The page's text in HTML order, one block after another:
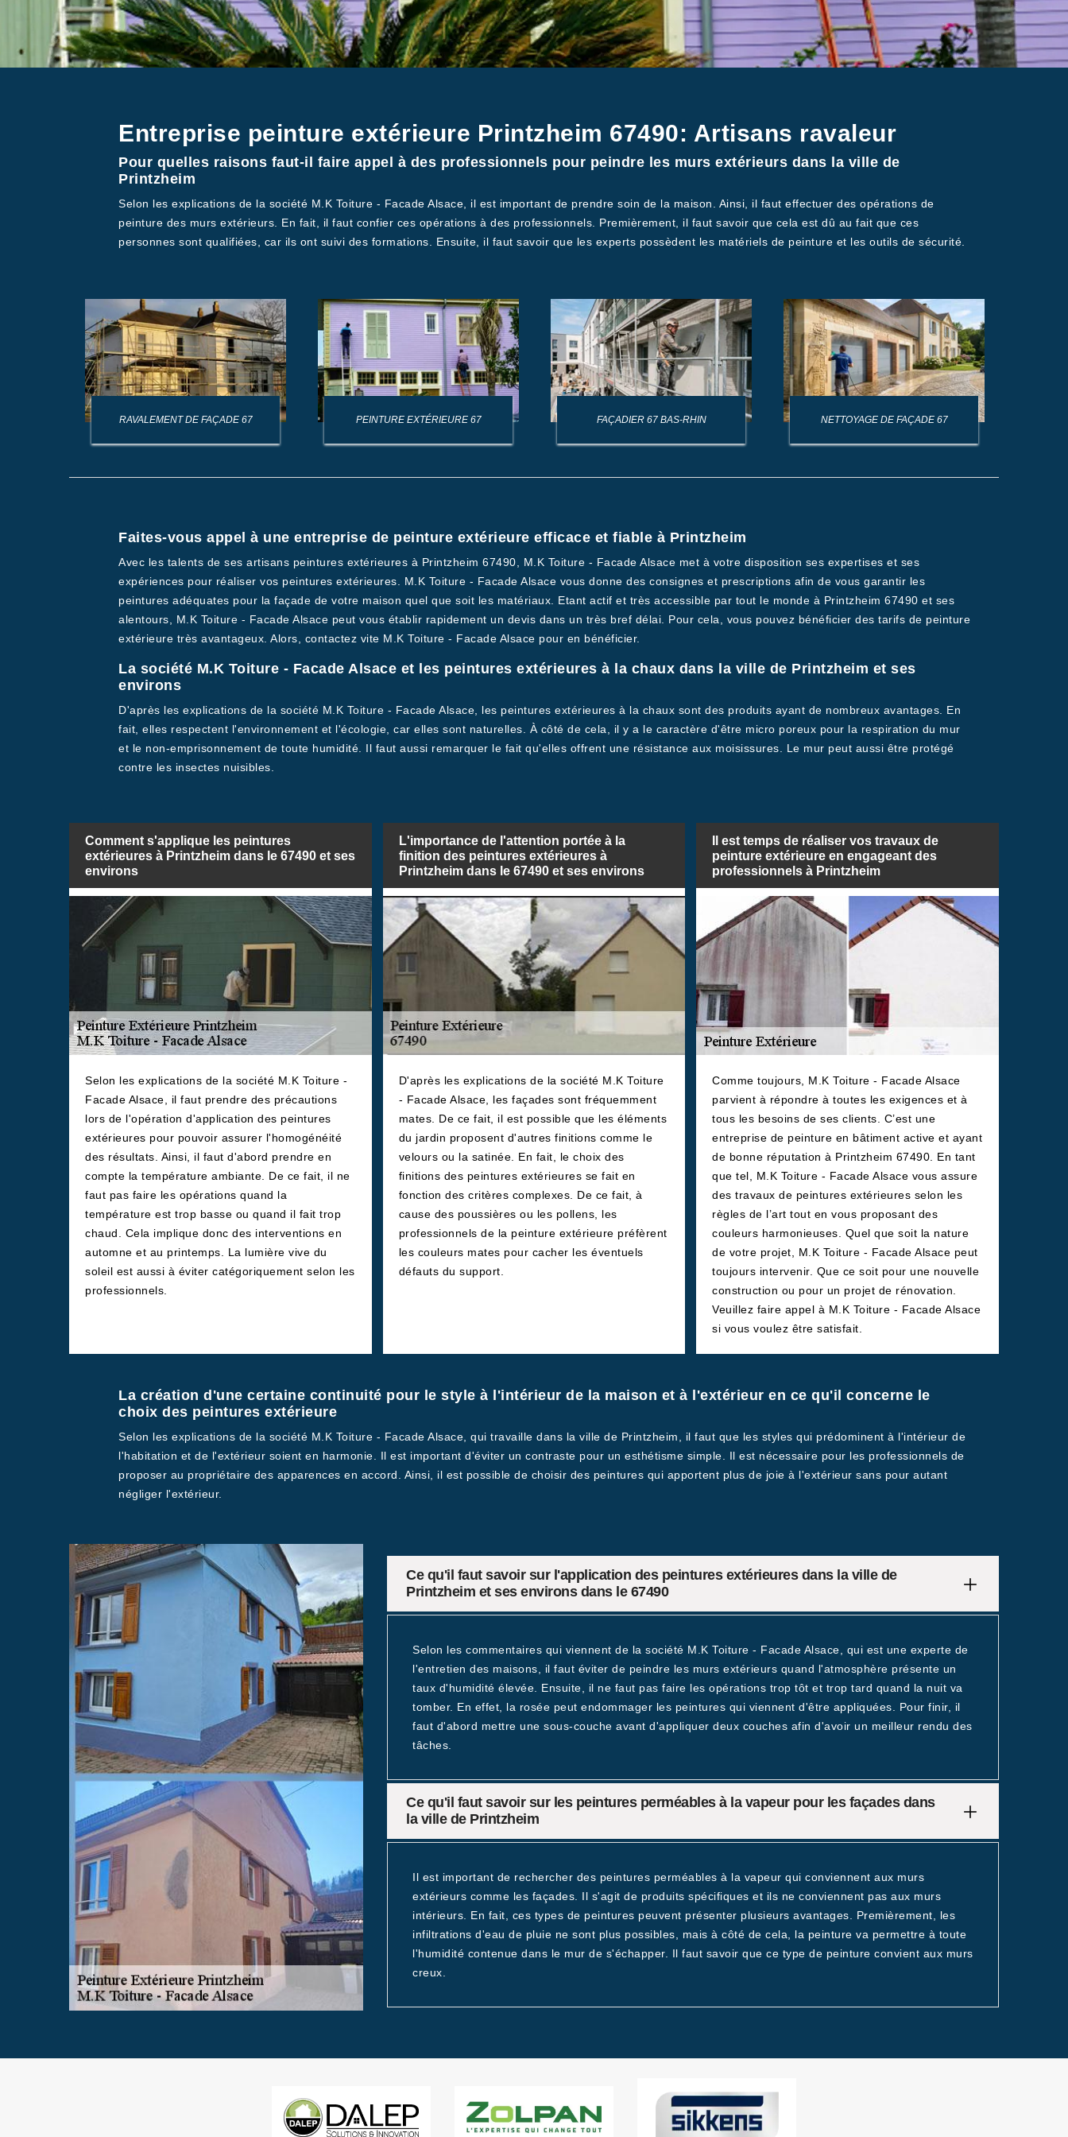
Entreprise peinture extérieure Printzheim 67490: Artisans ravaleur
Pour quelles raisons faut-il faire appel à des professionnels pour peindre les murs extérieurs dans la ville de
Printzheim
Selon les explications de la société M.K Toiture - Facade Alsace, il est important de prendre soin de la maison. Ainsi, il faut effectuer des opérations de
peinture des murs extérieurs. En fait, il faut confier ces opérations à des professionnels. Premièrement, il faut savoir que cela est dû au fait que ces
personnes sont qualifiées, car ils ont suivi des formations. Ensuite, il faut savoir que les experts possèdent les matériels de peinture et les outils de sécurité.
RAVALEMENT DE FAÇADE 67 PEINTURE EXTÉRIEURE 67 FAÇADIER 67 BAS-RHIN NETTOYAGE DE FAÇADE 67
Faites-vous appel à une entreprise de peinture extérieure efficace et fiable à Printzheim
Avec les talents de ses artisans peintures extérieures à Printzheim 67490, M.K Toiture - Facade Alsace met à votre disposition ses expertises et ses
expériences pour réaliser vos peintures extérieures. M.K Toiture - Facade Alsace vous donne des consignes et prescriptions afin de vous garantir les
peintures adéquates pour la façade de votre maison quel que soit les matériaux. Etant actif et très accessible par tout le monde à Printzheim 67490 et ses
alentours, M.K Toiture - Facade Alsace peut vous établir rapidement un devis dans un très bref délai. Pour cela, vous pouvez bénéficier des tarifs de peinture
extérieure très avantageux. Alors, contactez vite M.K Toiture - Facade Alsace pour en bénéficier.
La société M.K Toiture - Facade Alsace et les peintures extérieures à la chaux dans la ville de Printzheim et ses
environs
D'après les explications de la société M.K Toiture - Facade Alsace, les peintures extérieures à la chaux sont des produits ayant de nombreux avantages. En
fait, elles respectent l'environnement et l'écologie, car elles sont naturelles. À côté de cela, il y a le caractère d'être micro poreux pour la respiration du mur
et le non-emprisonnement de toute humidité. Il faut aussi remarquer le fait qu'elles offrent une résistance aux moisissures. Le mur peut aussi être protégé
contre les insectes nuisibles.
Comment s'applique les peintures
extérieures à Printzheim dans le 67490 et ses
environs
Selon les explications de la société M.K Toiture -
Facade Alsace, il faut prendre des précautions
lors de l'opération d'application des peintures
extérieures pour pouvoir assurer l'homogénéité
des résultats. Ainsi, il faut d'abord prendre en
compte la température ambiante. De ce fait, il ne
faut pas faire les opérations quand la
température est trop basse ou quand il fait trop
chaud. Cela implique donc des interventions en
automne et au printemps. La lumière vive du
soleil est aussi à éviter catégoriquement selon les
professionnels.
L'importance de l'attention portée à la
finition des peintures extérieures à
Printzheim dans le 67490 et ses environs
D'après les explications de la société M.K Toiture
- Facade Alsace, les façades sont fréquemment
mates. De ce fait, il est possible que les éléments
du jardin proposent d'autres finitions comme le
velours ou la satinée. En fait, le choix des
finitions des peintures extérieures se fait en
fonction des critères complexes. De ce fait, à
cause des poussières ou les pollens, les
professionnels de la peinture extérieure préfèrent
les couleurs mates pour cacher les éventuels
défauts du support.
Il est temps de réaliser vos travaux de
peinture extérieure en engageant des
professionnels à Printzheim
Comme toujours, M.K Toiture - Facade Alsace
parvient à répondre à toutes les exigences et à
tous les besoins de ses clients. C’est une
entreprise de peinture en bâtiment active et ayant
de bonne réputation à Printzheim 67490. En tant
que tel, M.K Toiture - Facade Alsace vous assure
des travaux de peintures extérieures selon les
règles de l’art tout en vous proposant des
couleurs harmonieuses. Quel que soit la nature
de votre projet, M.K Toiture - Facade Alsace peut
toujours intervenir. Que ce soit pour une nouvelle
construction ou pour un projet de rénovation.
Veuillez faire appel à M.K Toiture - Facade Alsace
si vous voulez être satisfait.
La création d'une certaine continuité pour le style à l'intérieur de la maison et à l'extérieur en ce qu'il concerne le
choix des peintures extérieure
Selon les explications de la société M.K Toiture - Facade Alsace, qui travaille dans la ville de Printzheim, il faut que les styles qui prédominent à l'intérieur de
l'habitation et de l'extérieur soient en harmonie. Il est important d'éviter un contraste pour un esthétisme simple. Il est nécessaire pour les professionnels de
proposer au propriétaire des apparences en accord. Ainsi, il est possible de choisir des peintures qui apportent plus de joie à l'extérieur sans pour autant
négliger l'extérieur.
Ce qu'il faut savoir sur l'application des peintures extérieures dans la ville de
Printzheim et ses environs dans le 67490
Selon les commentaires qui viennent de la société M.K Toiture - Facade Alsace, qui est une experte de
l'entretien des maisons, il faut éviter de peindre les murs extérieurs quand l'atmosphère présente un
taux d'humidité élevée. Ensuite, il ne faut pas faire les opérations trop tôt et trop tard quand la nuit va
tomber. En effet, la rosée peut endommager les peintures qui viennent d'être appliquées. Pour finir, il
faut d'abord mettre une sous-couche avant d'appliquer deux couches afin d'avoir un meilleur rendu des
tâches.
Ce qu'il faut savoir sur les peintures perméables à la vapeur pour les façades dans
la ville de Printzheim
Il est important de rechercher des peintures perméables à la vapeur qui conviennent aux murs
extérieurs comme les façades. Il s'agit de produits spécifiques et ils ne conviennent pas aux murs
intérieurs. En fait, ces types de peintures peuvent présenter plusieurs avantages. Premièrement, les
infiltrations d'eau de pluie ne sont plus possibles, mais à côté de cela, la peinture va permettre à toute
l'humidité contenue dans le mur de s'échapper. Il faut savoir que ce type de peinture convient aux murs
creux.